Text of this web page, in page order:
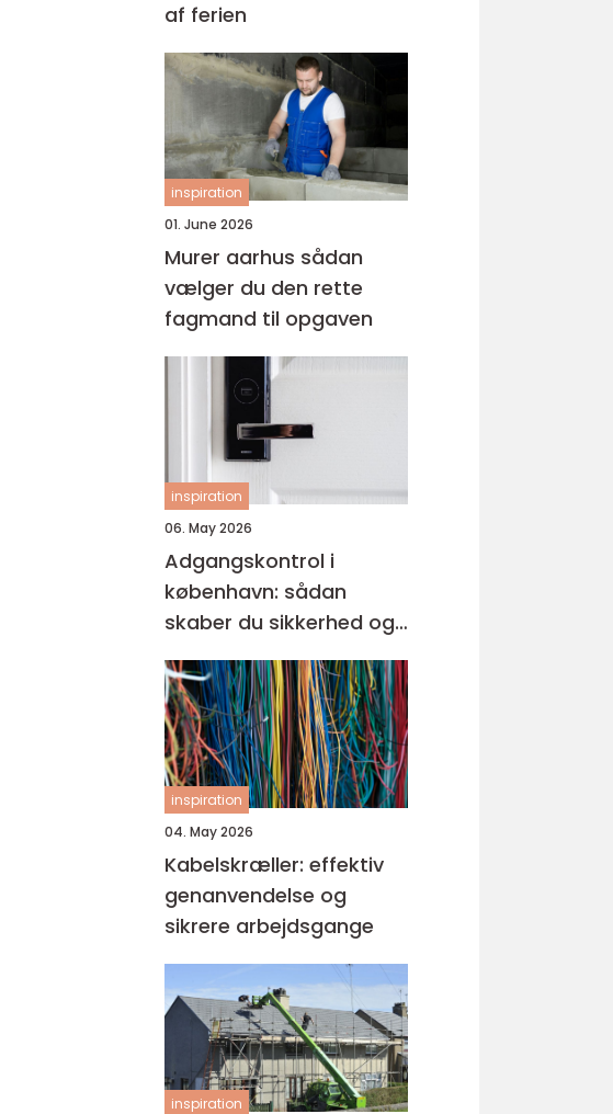
af ferien
inspiration
01. June 2026
Murer aarhus sådan
vælger du den rette
fagmand til opgaven
inspiration
06. May 2026
Adgangskontrol i
københavn: sådan
skaber du sikkerhed og
tryghed i hverdagen
inspiration
04. May 2026
Kabelskræller: effektiv
genanvendelse og
sikrere arbejdsgange
inspiration